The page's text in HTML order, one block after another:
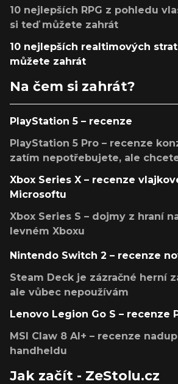
10 nejlepších RPG z pohledu
si teď můžete zahrát
10 nejlepších realtimových
můžete zahrát
Na čem si zahrát?
PlayStation 5 – recenze
PlayStation 5 Pro – recenze
zatím nepotřebujete, ale
Xbox Series X – recenze
Microsoftu
Xbox Series S – dojmy z hraní
levném Xboxu
Nintendo Switch 2 – recenze
Steam Deck je zázračné herní
ale vůbec nepoužívám
Lenovo Legion Go S – recenze
MSI Claw 8 AI+ – recenze
handheldu
Jak začít - ZeStolu.cz